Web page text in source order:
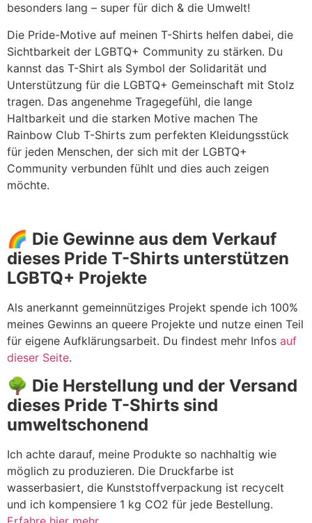
besonders lang – super für dich & die Umwelt!
Die Pride-Motive auf meinen T-Shirts helfen dabei, die
Sichtbarkeit der LGBTQ+ Community zu stärken. Du
kannst das T-Shirt als Symbol der Solidarität und
Unterstützung für die LGBTQ+ Gemeinschaft mit Stolz
tragen. Das angenehme Tragegefühl, die lange
Haltbarkeit und die starken Motive machen The
Rainbow Club T-Shirts zum perfekten Kleidungsstück
für jeden Menschen, der sich mit der LGBTQ+
Community verbunden fühlt und dies auch zeigen
möchte.
🌈 Die Gewinne aus dem Verkauf
dieses Pride T-Shirts unterstützen
LGBTQ+ Projekte
Als anerkannt gemeinnütziges Projekt spende ich 100%
meines Gewinns an queere Projekte und nutze einen Teil
für eigene Aufklärungsarbeit. Du findest mehr Infos auf
dieser Seite.
🌳 Die Herstellung und der Versand
dieses Pride T-Shirts sind
umweltschonend
Ich achte darauf, meine Produkte so nachhaltig wie
möglich zu produzieren. Die Druckfarbe ist
wasserbasiert, die Kunststoffverpackung ist recycelt
und ich kompensiere 1 kg CO2 für jede Bestellung.